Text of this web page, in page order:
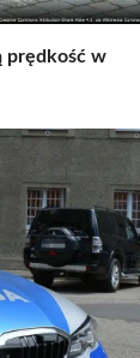
prędkość w